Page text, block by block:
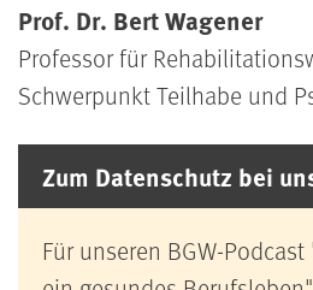
Prof. Dr. Bert Wagener
Professor für
Schwerpunkt Teilhabe und
Zum Datenschutz bei
Für unseren BGW-